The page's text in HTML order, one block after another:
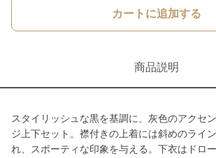
カートに追加する
商品説明
スタイリッシュな黒を基調に、灰色のアクセ
ジ上下セット。襟付きの上着には斜めのライ
れ、スポーティな印象を与える。下衣はドロ